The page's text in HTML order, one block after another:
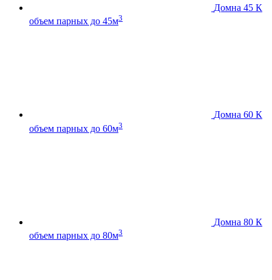
Домна 45 К
объем парных до 45м3
Домна 60 К
объем парных до 60м3
Домна 80 К
объем парных до 80м3